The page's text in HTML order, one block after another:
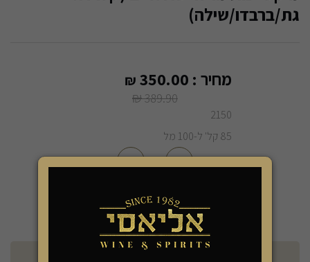
גת/ברבדו/שילה)
מחיר : 350.00
₪
389.90
₪
2150
85 קל' ל-100 מל
+
-
הוספה לסל